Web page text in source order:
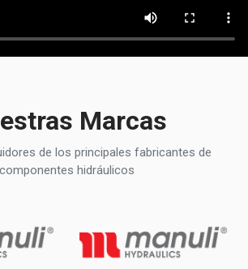
Marcas
de los principales fabricantes de
componentes hidráulicos